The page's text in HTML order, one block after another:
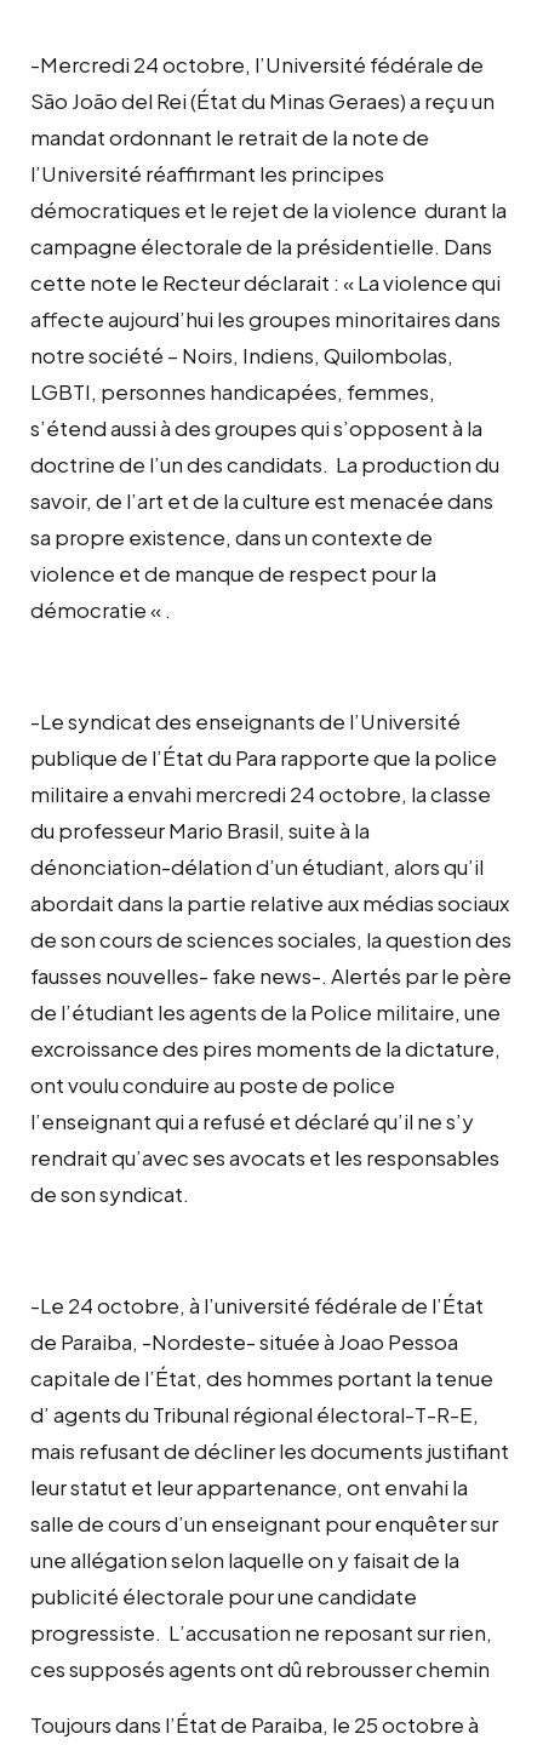
-Mercredi 24 octobre, l’Université fédérale de
São João del Rei (État du Minas Geraes) a reçu un
mandat ordonnant le retrait de la note de
l’Université réaffirmant les principes
démocratiques et le rejet de la violence durant la
campagne électorale de la présidentielle. Dans
cette note le Recteur déclarait : « La violence qui
affecte aujourd’hui les groupes minoritaires dans
notre société – Noirs, Indiens, Quilombolas,
LGBTI, personnes handicapées, femmes,
s’étend aussi à des groupes qui s’opposent à la
doctrine de l’un des candidats. La production du
savoir, de l’art et de la culture est menacée dans
sa propre existence, dans un contexte de
violence et de manque de respect pour la
démocratie « .
-Le syndicat des enseignants de l’Université
publique de l’État du Para rapporte que la police
militaire a envahi mercredi 24 octobre, la classe
du professeur Mario Brasil, suite à la
dénonciation-délation d’un étudiant, alors qu’il
abordait dans la partie relative aux médias sociaux
de son cours de sciences sociales, la question des
fausses nouvelles- fake news-. Alertés par le père
de l’étudiant les agents de la Police militaire, une
excroissance des pires moments de la dictature,
ont voulu conduire au poste de police
l’enseignant qui a refusé et déclaré qu’il ne s’y
rendrait qu’avec ses avocats et les responsables
de son syndicat.
-Le 24 octobre, à l’université fédérale de l’État
de Paraiba, -Nordeste- située à Joao Pessoa
capitale de l’État, des hommes portant la tenue
d’ agents du Tribunal régional électoral-T-R-E,
mais refusant de décliner les documents justifiant
leur statut et leur appartenance, ont envahi la
salle de cours d’un enseignant pour enquêter sur
une allégation selon laquelle on y faisait de la
publicité électorale pour une candidate
progressiste. L’accusation ne reposant sur rien,
ces supposés agents ont dû rebrousser chemin
Toujours dans l’État de Paraiba, le 25 octobre à